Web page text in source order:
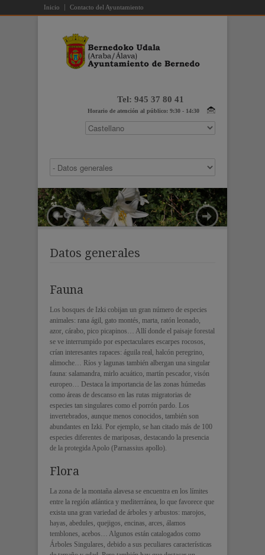
Inicio Contacto del Ayuntamiento
Tel: 945 37 80 41
Horario de atención al público: 9:30 - 14:30
Datos generales
Fauna
Los bosques de Izki cobijan un gran número de especies
animales: rana ágil, gato montés, marta, ratón leonado,
azor, cárabo, pico picapinos… Allí donde el paisaje forestal
se ve interrumpido por espectaculares escarpes rocosos,
crían interesantes rapaces: águila real, halcón peregrino,
alimoche… Ríos y lagunas también albergan una singular
fauna: salamandra, mirlo acuático, martín pescador, visón
europeo… Destaca la importancia de las zonas húmedas
como áreas de descanso en las rutas migratorias de
especies tan singulares como el porrón pardo. Los
invertebrados, aunque menos conocidos, también son
abundantes en Izki. Por ejemplo, se han citado más de 100
especies diferentes de mariposas, destacando la presencia
de la protegida Apolo (Parnassius apollo).
Flora
La zona de la montaña alavesa se encuentra en los límites
entre la región atlántica y mediterránea, lo que favorece que
exista una gran variedad de árboles y arbustos: marojos,
hayas, abedules, quejigos, encinas, arces, álamos
temblones, acebos… Algunos están catalogados como
Árboles Singulares, debido a sus peculiares características